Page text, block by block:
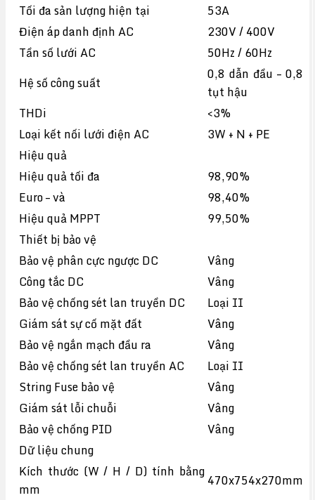
Tối đa sản lượng hiện tại
53A
Điện áp danh định AC
230V / 400V
Tần số lưới AC
50Hz / 60Hz
Hệ số công suất
0,8 dẫn đầu – 0,8
tụt hậu
THDi
<3%
Loại kết nối lưới điện AC
3W + N + PE
Hiệu quả
Hiệu quả tối đa
98,90%
Euro – và
98,40%
Hiệu quả MPPT
99,50%
Thiết bị bảo vệ
Bảo vệ phân cực ngược DC
Vâng
Công tắc DC
Vâng
Bảo vệ chống sét lan truyền DC
Loại II
Giám sát sự cố mặt đất
Vâng
Bảo vệ ngắn mạch đầu ra
Vâng
Bảo vệ chống sét lan truyền AC
Loại II
String Fuse bảo vệ
Vâng
Giám sát lỗi chuỗi
Vâng
Bảo vệ chống PID
Vâng
Dữ liệu chung
Kích thước (W / H / D) tính bằng
mm
470x754x270mm